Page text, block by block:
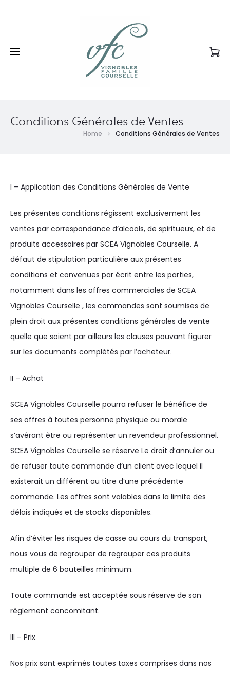
Livraison Gratuite
Conditions Générales de Ventes
Home Conditions Générales de Ventes
I – Application des Conditions Générales de Vente
Les présentes conditions régissent exclusivement les
ventes par correspondance d’alcools, de spiritueux, et de
produits accessoires par SCEA Vignobles Courselle. A
défaut de stipulation particulière aux présentes
conditions et convenues par écrit entre les parties,
notamment dans les offres commerciales de SCEA
Vignobles Courselle , les commandes sont soumises de
plein droit aux présentes conditions générales de vente
quelle que soient par ailleurs les clauses pouvant figurer
sur les documents complétés par l’acheteur.
II – Achat
SCEA Vignobles Courselle pourra refuser le bénéfice de
ses offres à toutes personne physique ou morale
s’avérant être ou représenter un revendeur professionnel.
SCEA Vignobles Courselle se réserve Le droit d’annuler ou
de refuser toute commande d’un client avec lequel il
existerait un différent au titre d’une précédente
commande. Les offres sont valables dans la limite des
délais indiqués et de stocks disponibles.
Afin d’éviter les risques de casse au cours du transport,
nous vous de regrouper de regrouper ces produits
multiple de 6 bouteilles minimum.
Toute commande est acceptée sous réserve de son
règlement concomitant.
III – Prix
Nos prix sont exprimés toutes taxes comprises dans nos